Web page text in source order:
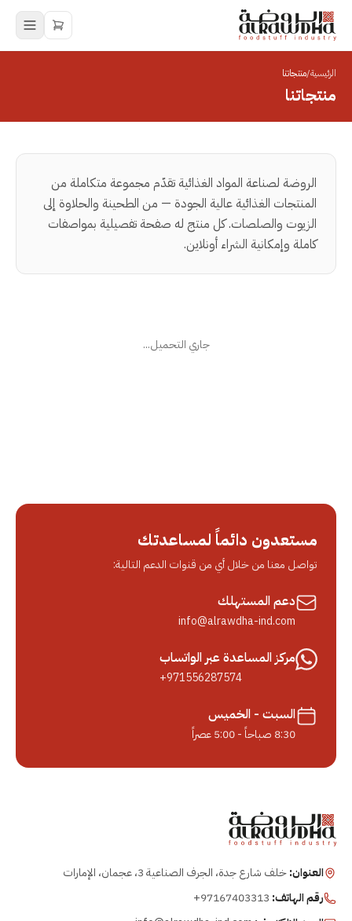
الرئيسية/منتجاتنا
منتجاتنا
الروضة لصناعة المواد الغذائية تقدّم مجموعة متكاملة من
المنتجات الغذائية عالية الجودة — من الطحينة والحلاوة إلى
الزيوت والصلصات. كل منتج له صفحة تفصيلية بمواصفات
كاملة وإمكانية الشراء أونلاين.
جاري التحميل...
مستعدون دائماً لمساعدتك
تواصل معنا من خلال أي من قنوات الدعم التالية:
دعم المستهلك
info@alrawdha-ind.com
مركز المساعدة عبر الواتساب
+971556287574
السبت - الخميس
8:30 صباحاً - 5:00 عصراً
العنوان:خلف شارع جدة، الجرف الصناعية 3، عجمان، الإمارات
رقم الهاتف: +97167403313